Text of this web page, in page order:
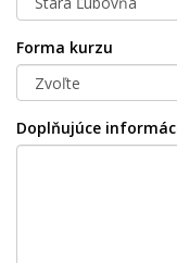
Forma kurzu
Doplňujúce